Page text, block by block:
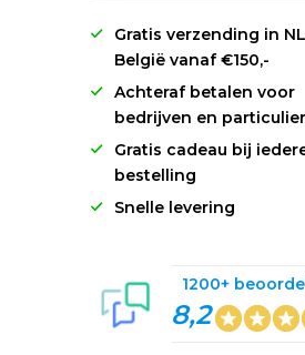
Gratis verzending in
België vanaf €150,-
Achteraf betalen voor
bedrijven en
Gratis cadeau bij
bestelling
Snelle levering
8,2
1200+